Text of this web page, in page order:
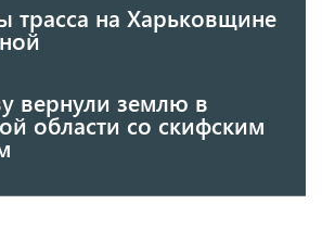
трасса на Харьковщине
вернули землю в
области со скифским